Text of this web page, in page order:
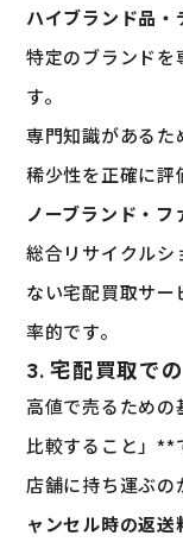
ハイブランド品・
特定のブランドを
す。
専門知識があるた
稀少性を正確に評
ノーブランド・フ
総合リサイクルシ
ない宅配買取サー
率的です。
3. 宅配買取で
高値で売るため
比較すること」**
店舗に持ち運ぶの
ャンセル時の返送